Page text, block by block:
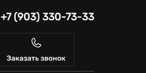
+7 (903) 330-73-33